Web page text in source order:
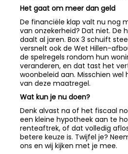
Het gaat om meer dan geld
De financiële klap valt nu nog
van onzekerheid? Dat niet. De
daalt al jaren. Box 3 schuift
versnelt ook de Wet Hillen-
de spelregels rondom hun
veranderen, en dat tast het
woonbeleid aan. Misschien
van deze maatregel.
Wat kun je nu doen?
Denk alvast na of het fiscaal
een kleine hypotheek aan te
renteaftrek, of dat volledig
betere keuze is. Twijfel je?
ons en wij kijken met je mee.